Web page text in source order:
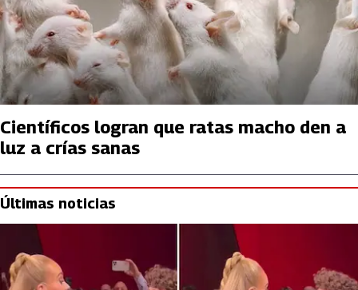
Científicos logran que ratas macho den a
luz a crías sanas
Últimas noticias